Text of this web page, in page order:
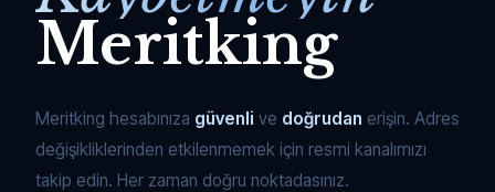
Meritking
Meritking hesabınıza güvenli ve doğrudan erişin. Adres
değişikliklerinden etkilenmemek için resmi kanalımızı
takip edin. Her zaman doğru noktadasınız.